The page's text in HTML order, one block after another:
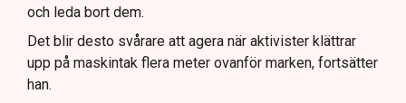
och leda bort dem.
Det blir desto svårare att agera när aktivister klättrar
upp på maskintak flera meter ovanför marken, fortsätter
han.